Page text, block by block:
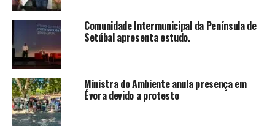
Comunidade Intermunicipal da Península de
Setúbal apresenta estudo.
Ministra do Ambiente anula presença em
Évora devido a protesto